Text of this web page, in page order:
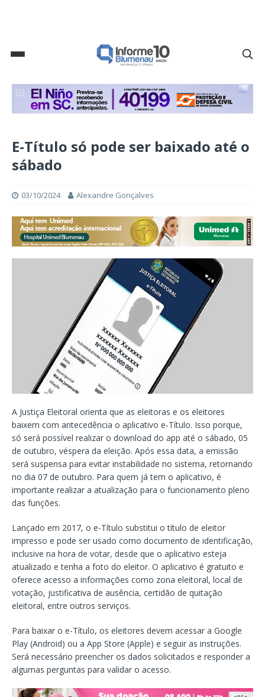
E-Título só pode ser baixado até o
sábado
03/10/2024 Alexandre Gonçalves
A Justiça Eleitoral orienta que as eleitoras e os eleitores
baixem com antecedência o aplicativo e-Título. Isso porque,
só será possível realizar o download do app até o sábado, 05
de outubro, véspera da eleição. Após essa data, a emissão
será suspensa para evitar instabilidade no sistema, retornando
no dia 07 de outubro. Para quem já tem o aplicativo, é
importante realizar a atualização para o funcionamento pleno
das funções.
Lançado em 2017, o e-Título substitui o título de eleitor
impresso e pode ser usado como documento de identificação,
inclusive na hora de votar, desde que o aplicativo esteja
atualizado e tenha a foto do eleitor. O aplicativo é gratuito e
oferece acesso a informações como zona eleitoral, local de
votação, justificativa de ausência, certidão de quitação
eleitoral, entre outros serviços.
Para baixar o e-Título, os eleitores devem acessar a Google
Play (Android) ou a App Store (Apple) e seguir as instruções.
Será necessário preencher os dados solicitados e responder a
algumas perguntas para validar o acesso.